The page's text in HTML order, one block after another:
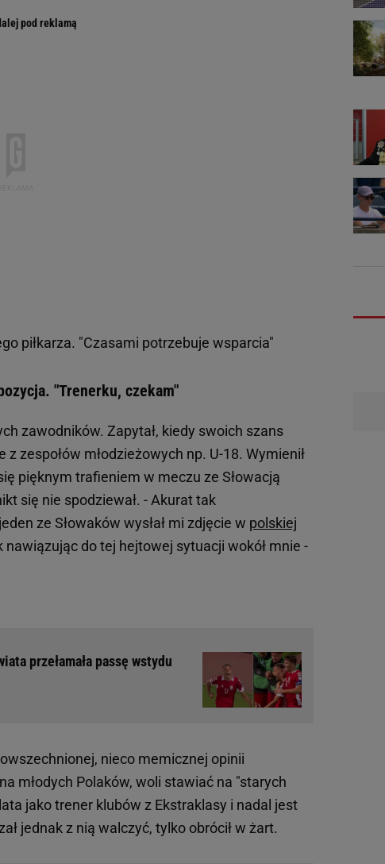
piłkarza. "Czasami potrzebuje wsparcia"
"Trenerku, czekam"
zawodników. Zapytał, kiedy swoich szans
zespołów młodzieżowych np. U-18. Wymienił
pięknym trafieniem w meczu ze Słowacją
się nie spodziewał. - Akurat tak
ze Słowaków wysłał mi zdjęcie w polskiej
nawiązując do tej hejtowej sytuacji wokół mnie -
przełamała passę wstydu
nieco memicznej opinii
młodych Polaków, woli stawiać na "starych
jako trener klubów z Ekstraklasy i nadal jest
jednak z nią walczyć, tylko obrócił w żart.